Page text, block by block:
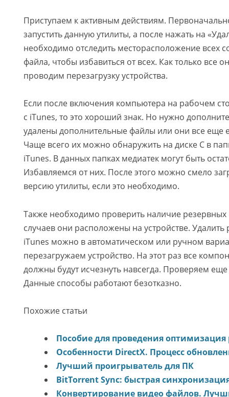
Приступаем к активным действиям.
запустить данную утилиты, а после нажать на
необходимо отследить месторасположение всех
файла, чтобы избавиться от всех. Как только все
проводим перезагрузку устройства.
Если после включения компьютера на рабочем
с iTunes, то это хороший знак. Но нужно
удалены дополнительные файлы или они все еще
Чаще всего их можно обнаружить на диске С в
iTunes. В данных папках медиатек могут быть
Избавляемся от них. После этого можно смело
версию утилиты, если это необходимо.
Также необходимо проверить наличие
случаев они расположены на устройстве.
iTunes можно в автоматическом или ручном
перезагружаем устройство. На этот раз все
должны будут исчезнуть навсегда. Проверяем еще
Данные способы работают безотказно.
Похожие статьи
Пособие для проведения
Особенности DirectХ. Процесс
Лучший проигрыватель для ПК
BitTorrent Sync: быстрая
Конвертирование видео файлов.